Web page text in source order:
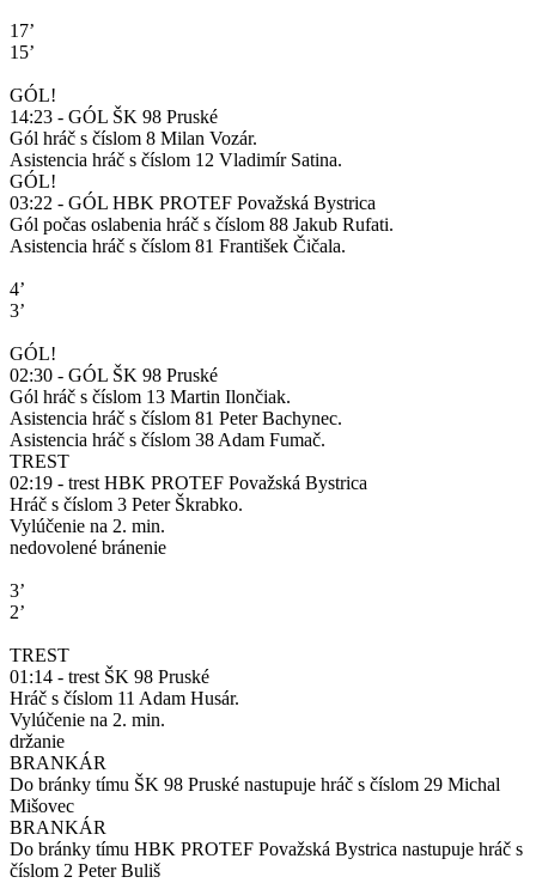
17’
15’
GÓL!
14:23 - GÓL ŠK 98 Pruské
Gól hráč s číslom 8 Milan Vozár.
Asistencia hráč s číslom 12 Vladimír Satina.
GÓL!
03:22 - GÓL HBK PROTEF Považská Bystrica
Gól počas oslabenia hráč s číslom 88 Jakub Rufati.
Asistencia hráč s číslom 81 František Čičala.
4’
3’
GÓL!
02:30 - GÓL ŠK 98 Pruské
Gól hráč s číslom 13 Martin Ilončiak.
Asistencia hráč s číslom 81 Peter Bachynec.
Asistencia hráč s číslom 38 Adam Fumač.
TREST
02:19 - trest HBK PROTEF Považská Bystrica
Hráč s číslom 3 Peter Škrabko.
Vylúčenie na 2. min.
nedovolené bránenie
3’
2’
TREST
01:14 - trest ŠK 98 Pruské
Hráč s číslom 11 Adam Husár.
Vylúčenie na 2. min.
držanie
BRANKÁR
Do bránky tímu ŠK 98 Pruské nastupuje hráč s číslom 29 Michal
Mišovec
BRANKÁR
Do bránky tímu HBK PROTEF Považská Bystrica nastupuje hráč s
číslom 2 Peter Buliš